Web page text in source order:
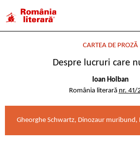
CARTEA DE PROZĂ
Despre lucruri care
Ioan Holban
România literară nr. 41/
Gheorghe Schwartz, Dinozaur muribund,